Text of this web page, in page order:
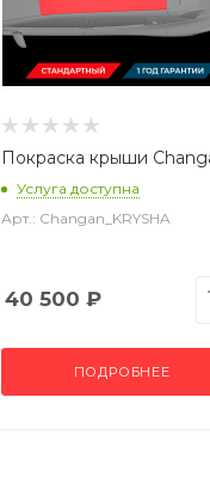
Покраска крыши
Услуга доступна
Арт.: Changan_KRYSHA
40 500 ₽
ПОДРОБНЕЕ